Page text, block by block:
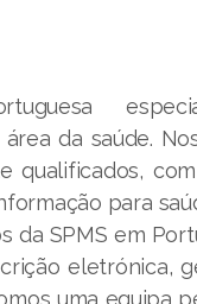
da saúde.
qualificados,
para
da SPMS em
eletrónica,
uma equipa